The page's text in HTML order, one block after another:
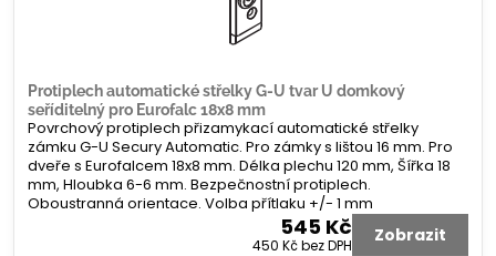
Protiplech automatické střelky G-U tvar U domkový
seříditelný pro Eurofalc 18x8 mm
Povrchový protiplech přizamykací automatické střelky
zámku G-U Secury Automatic. Pro zámky s lištou 16 mm. Pro
dveře s Eurofalcem 18x8 mm. Délka plechu 120 mm, Šířka 18
mm, Hloubka 6-6 mm. Bezpečnostní protiplech.
Oboustranná orientace. Volba přítlaku +/- 1 mm
545 Kč
450 Kčbez DPH Zobrazit